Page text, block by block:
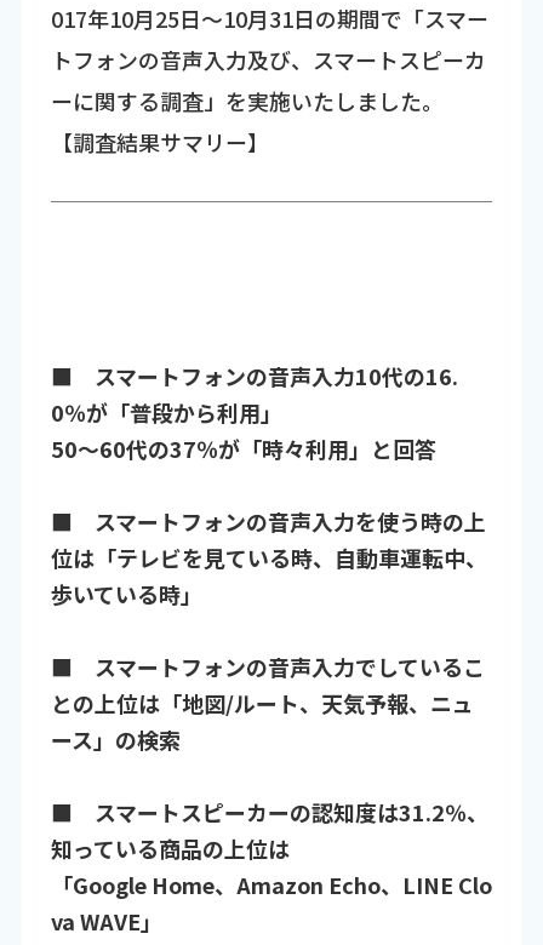
017年10月25日～10月31日の期間で「スマー
トフォンの音声入力及び、スマートスピーカ
ーに関する調査」を実施いたしました。
【調査結果サマリー】
■ スマートフォンの音声入力10代の16.
0％が「普段から利用」
50～60代の37％が「時々利用」と回答
■ スマートフォンの音声入力を使う時の上
位は「テレビを見ている時、自動車運転中、
歩いている時」
■ スマートフォンの音声入力でしているこ
との上位は「地図/ルート、天気予報、ニュ
ース」の検索
■ スマートスピーカーの認知度は31.2％、
知っている商品の上位は
「Google Home、Amazon Echo、LINE Clo
va WAVE」